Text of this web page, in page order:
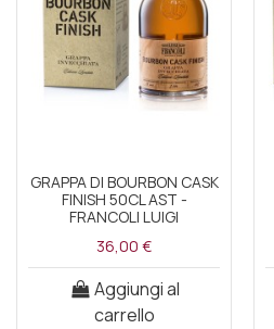
GRAPPA DI BOURBON CASK
FINISH 50CL AST -
FRANCOLI LUIGI
36,00 €
Aggiungi al
carrello